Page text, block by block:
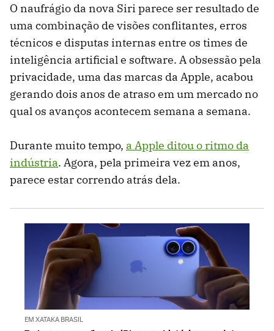
O naufrágio da nova Siri parece ser resultado de
uma combinação de visões conflitantes, erros
técnicos e disputas internas entre os times de
inteligência artificial e software. A obsessão pela
privacidade, uma das marcas da Apple, acabou
gerando dois anos de atraso em um mercado no
qual os avanços acontecem semana a semana.
Durante muito tempo, a Apple ditou o ritmo da
indústria. Agora, pela primeira vez em anos,
parece estar correndo atrás dela.
EM XATAKA BRASIL